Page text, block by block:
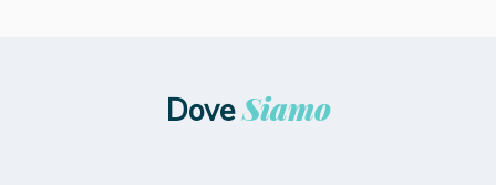
DoveSiamo